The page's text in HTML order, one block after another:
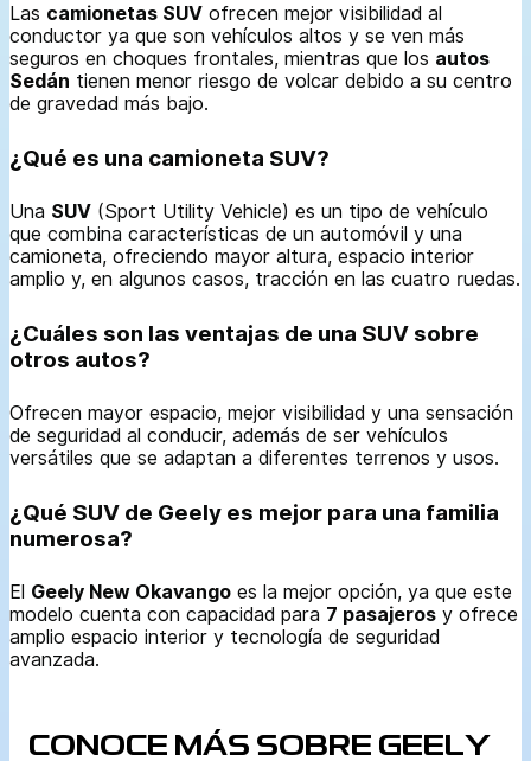
Las camionetas SUV ofrecen mejor visibilidad al
conductor ya que son vehículos altos y se ven más
seguros en choques frontales, mientras que los autos
Sedán tienen menor riesgo de volcar debido a su centro
de gravedad más bajo.
¿Qué es una camioneta SUV?
Una SUV (Sport Utility Vehicle) es un tipo de vehículo
que combina características de un automóvil y una
camioneta, ofreciendo mayor altura, espacio interior
amplio y, en algunos casos, tracción en las cuatro ruedas.
¿Cuáles son las ventajas de una SUV sobre
otros autos?
Ofrecen mayor espacio, mejor visibilidad y una sensación
de seguridad al conducir, además de ser vehículos
versátiles que se adaptan a diferentes terrenos y usos.
¿Qué SUV de Geely es mejor para una familia
numerosa?
El Geely New Okavango es la mejor opción, ya que este
modelo cuenta con capacidad para 7 pasajeros y ofrece
amplio espacio interior y tecnología de seguridad
avanzada.
CONOCE MÁS SOBRE GEELY